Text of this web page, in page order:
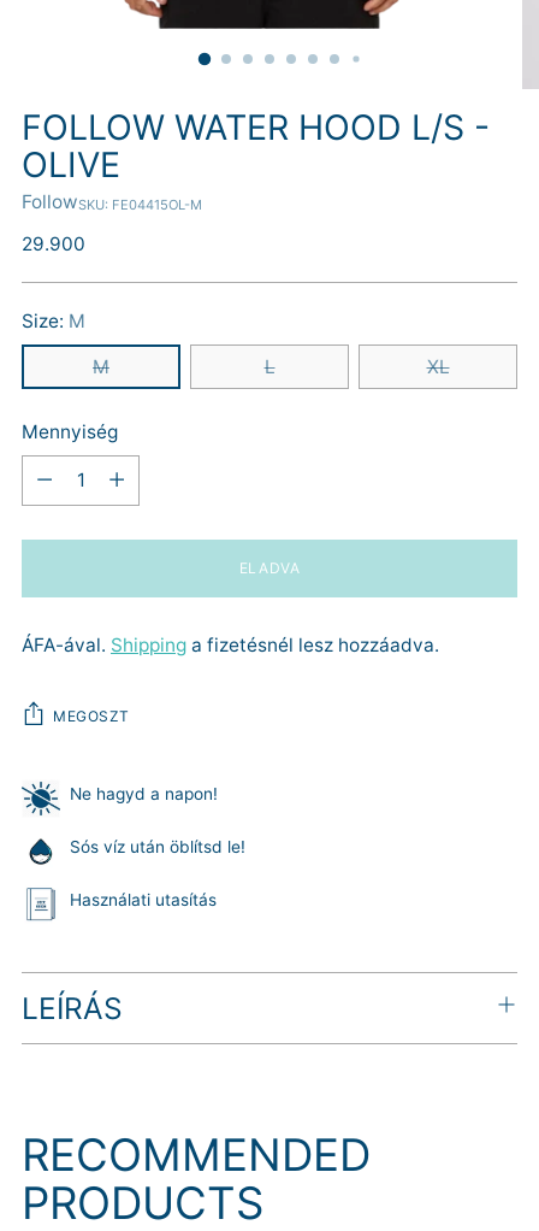
FOLLOW WATER HOOD L/S -
OLIVE
FollowSKU: FE04415OL-M
Normál
29.900
Size: M
M
L XL
Mennyiség
Mennyiség
ELADVA
ÁFA-ával. Shipping a fizetésnél lesz hozzáadva.
MEGOSZT
Ne hagyd a napon!
Sós víz után öblítsd le!
Használati utasítás
Termék
hozzáadása
LEÍRÁS
RECOMMENDED
PRODUCTS